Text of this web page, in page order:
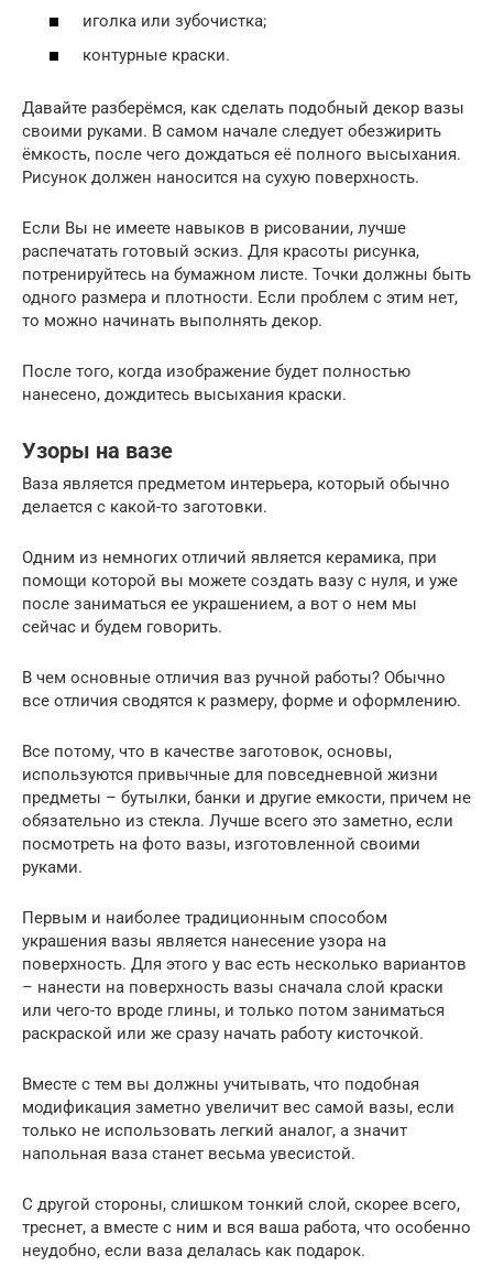
иголка или зубочистка;
контурные краски.
Давайте разберёмся, как сделать подобный декор вазы
своими руками. В самом начале следует обезжирить
ёмкость, после чего дождаться её полного высыхания.
Рисунок должен наносится на сухую поверхность.
Если Вы не имеете навыков в рисовании, лучше
распечатать готовый эскиз. Для красоты рисунка,
потренируйтесь на бумажном листе. Точки должны быть
одного размера и плотности. Если проблем с этим нет,
то можно начинать выполнять декор.
После того, когда изображение будет полностью
нанесено, дождитесь высыхания краски.
Узоры на вазе
Ваза является предметом интерьера, который обычно
делается с какой-то заготовки.
Одним из немногих отличий является керамика, при
помощи которой вы можете создать вазу с нуля, и уже
после заниматься ее украшением, а вот о нем мы
сейчас и будем говорить.
В чем основные отличия ваз ручной работы? Обычно
все отличия сводятся к размеру, форме и оформлению.
Все потому, что в качестве заготовок, основы,
используются привычные для повседневной жизни
предметы – бутылки, банки и другие емкости, причем не
обязательно из стекла. Лучше всего это заметно, если
посмотреть на фото вазы, изготовленной своими
руками.
Первым и наиболее традиционным способом
украшения вазы является нанесение узора на
поверхность. Для этого у вас есть несколько вариантов
– нанести на поверхность вазы сначала слой краски
или чего-то вроде глины, и только потом заниматься
раскраской или же сразу начать работу кисточкой.
Вместе с тем вы должны учитывать, что подобная
модификация заметно увеличит вес самой вазы, если
только не использовать легкий аналог, а значит
напольная ваза станет весьма увесистой.
С другой стороны, слишком тонкий слой, скорее всего,
треснет, а вместе с ним и вся ваша работа, что особенно
неудобно, если ваза делалась как подарок.